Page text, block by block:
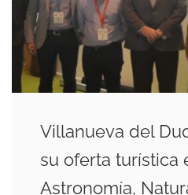
Villanueva del
su oferta turística
Astronomía,